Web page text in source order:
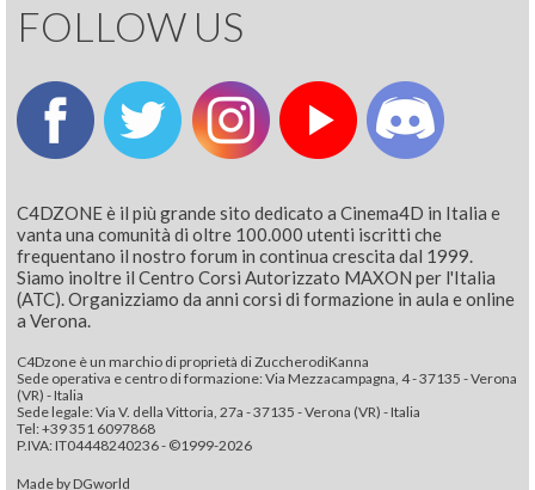
FOLLOW US
C4DZONE è il più grande sito dedicato a Cinema4D in Italia e
vanta una comunità di oltre 100.000 utenti iscritti che
frequentano il nostro forum in continua crescita dal 1999.
Siamo inoltre il Centro Corsi Autorizzato MAXON per l'Italia
(ATC). Organizziamo da anni corsi di formazione in aula e online
a Verona.
C4Dzone è un marchio di proprietà di ZuccherodiKanna
Sede operativa e centro di formazione: Via Mezzacampagna, 4 - 37135 - Verona
(VR) - Italia
Sede legale: Via V. della Vittoria, 27a - 37135 - Verona (VR) - Italia
Tel: +39 351 6097868‬
P.IVA: IT04448240236 - ©1999-2026
Made by DGworld